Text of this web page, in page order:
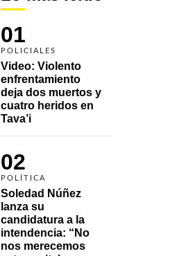
01
POLICIALES
Video: Violento
enfrentamiento
deja dos muertos y
cuatro heridos en
Tava’i
02
POLÍTICA
Soledad Núñez
lanza su
candidatura a la
intendencia: “No
nos merecemos